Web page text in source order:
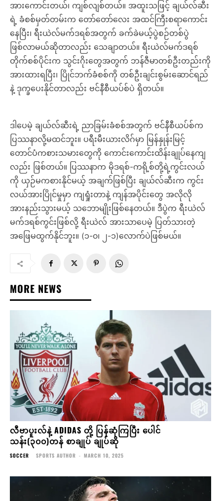
အားကောင်းတယ်၊ ကျစ်လျစ်တယ်။ အထူးသဖြင့် ချယ်လ်ဆီး
ရဲ့ ခံစစ်မှတ်တမ်းက တော်တော်လေး အထင်ကြီးစရာကောင်း
နေပြီး၊ ရီးယဲလ်မက်ဒရစ်အတွက် ခက်ခဲမယ့်ပွဲစဉ်တစ်ပွဲ
ဖြစ်လာမယ်ဆိုတာလည်း သေချာတယ်။ ရီးယဲလ်မက်ဒရစ်
တိုက်စစ်ပိုင်းက သွင်းဂိုးတွေအတွက် ဘန်ဇီမာတစ်ဦးတည်းကို
အားထားရပြီး၊ ပြိုင်ဘက်ခံစစ်ကို တစ်ဦးချင်းစွမ်းဆောင်ရည်
နဲ့ ဒုက္ခပေးနိုင်တာလည်း ဗင်နီစီယပ်စ်ပဲ ရှိတယ်။
ဒါပေမဲ့ ချယ်လ်ဆီးရဲ့ ညာခြမ်းခံစစ်အတွက် ဗင်နီစီယပ်စ်က
ပြဿနာလို့မထင်ဘူး။ ပရီးမီးယားလိဂ်မှာ မြန်နှုန်းမြင့်
တောင်ပံကစားသမားတွေကို ကောင်းကောင်းထိန်းချုပ်နေကျ
လည်း ဖြစ်တယ်။ ပြဿနာက မိုဒရစ်-ကရို့စ်တို့ရဲ့ကွင်းလယ်
ကို ယှဉ်မကစားနိုင်မယ့် အချက်ဖြစ်ပြီး ချယ်လ်ဆီးက ကွင်း
လယ်အားပြိုင်မှုမှာ ကျရှုံးတာနဲ့ ကျန်အပိုင်းတွေ အလိုလို
အားနည်းသွားမယ့် သဘောမျိုးဖြစ်နေတယ်။ ဒီပွဲက ရီးယဲလ်
မက်ဒရစ်ကွင်းဖြစ်လို့ ရီးယဲလ် အားသာပေမဲ့ ပြတ်သားတဲ့
အဖြေမထွက်နိုင်ဘူး။ (၁-၀၊ ၂-၁)လောက်ပဲဖြစ်မယ်။
MORE NEWS
လီဗာပူးလ်နဲ့ ADIDAS တို့ ပြန်ဆုံကြပြီး ပေါင်
သန်း(၃၀၀)တန် စာချုပ် ချုပ်ဆို
SOCCER SPORTS AUTHOR - MARCH 10, 2025